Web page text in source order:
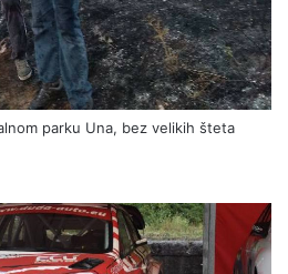
parku Una, bez velikih šteta